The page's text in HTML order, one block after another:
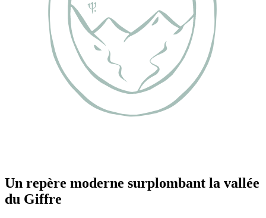
Un repère moderne surplombant la vallée
du Giffre